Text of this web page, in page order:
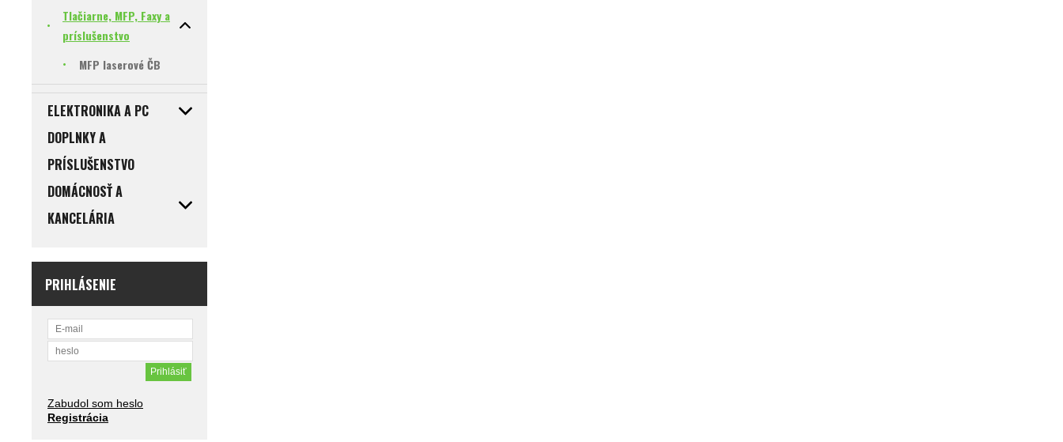
Tlačiarne, MFP, Faxy a
príslušenstvo
MFP laserové ČB
ELEKTRONIKA A PC
DOPLNKY A
PRÍSLUŠENSTVO
DOMÁCNOSŤ A
KANCELÁRIA
PRIHLÁSENIE
Zabudol som heslo
Registrácia